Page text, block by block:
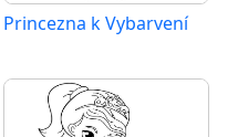
Princezna k Vybarvení